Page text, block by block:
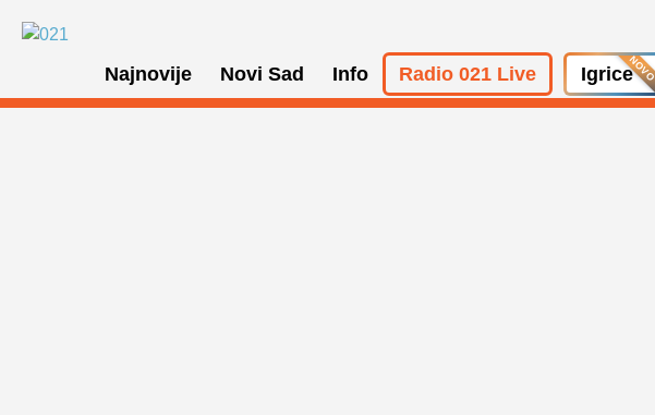
Najnovije Novi Sad Info Radio 021 Live Igrice